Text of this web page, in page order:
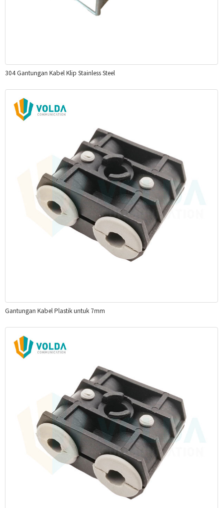
304 Gantungan Kabel Klip Stainless Steel
Gantungan Kabel Plastik untuk 7mm